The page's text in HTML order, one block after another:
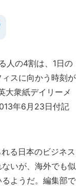
人の4割は、1日の
スに向かう時刻が
大衆紙デイリーメ
年6月23日付記
る日本のビジネス
いが、海外でも似
ようだ。編集部で